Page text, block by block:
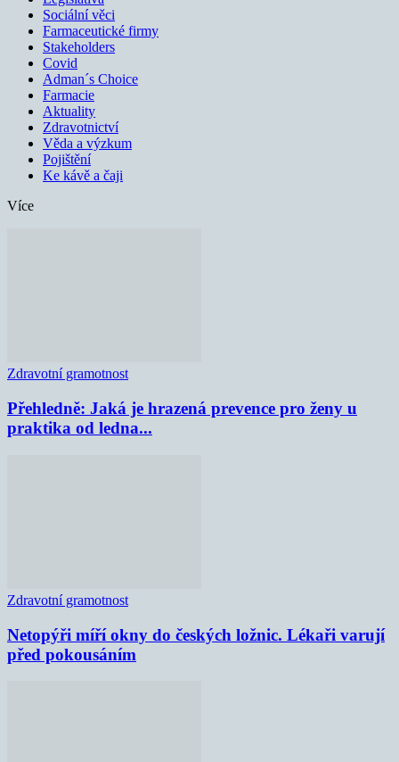
Sociální věci
Farmaceutické firmy
Stakeholders
Covid
Adman´s Choice
Farmacie
Aktuality
Zdravotnictví
Věda a výzkum
Pojištění
Ke kávě a čaji
Více
Zdravotní gramotnost
Přehledně: Jaká je hrazená prevence pro ženy u
praktika od ledna...
Zdravotní gramotnost
Netopýři míří okny do českých ložnic. Lékaři varují
před pokousáním